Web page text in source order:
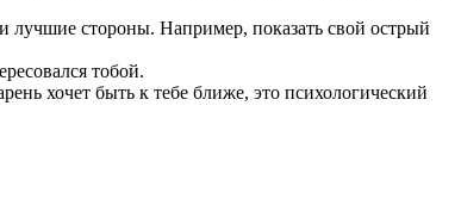
лучшие стороны. Например, показать свой острый
тобой.
хочет быть к тебе ближе, это психологический